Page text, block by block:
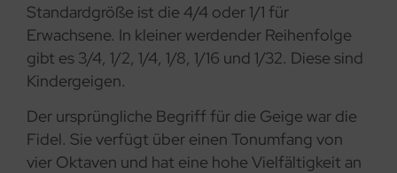
Standardgröße ist die 4/4 oder 1/1 für
Erwachsene. In kleiner werdender Reihenfolge
gibt es 3/4, 1/2, 1/4, 1/8, 1/16 und 1/32. Diese sind
Kindergeigen.
Der ursprüngliche Begriff für die Geige war die
Fidel. Sie verfügt über einen Tonumfang von
vier Oktaven und hat eine hohe Vielfältigkeit an